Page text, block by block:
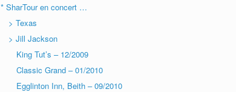
* SharTour en concert …
> Texas
> Jill Jackson
King Tut’s – 12/2009
Classic Grand – 01/2010
Egglinton Inn, Beith – 09/2010